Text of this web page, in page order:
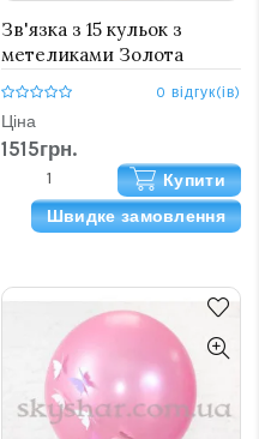
Зв'язка з 15 кульок з
метеликами Золота
0 відгук(ів)
Ціна
1515грн.
Купити
Швидке замовлення